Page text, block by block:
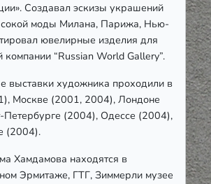
Создавал эскизы украшений
моды Милана, Парижа, Нью-
ювелирные изделия для
компании “Russian World Gallery”.
выставки художника проходили в
Москве (2001, 2004), Лондоне
Петербурге (2004), Одессе (2004),
(2004).
Хамдамова находятся в
Эрмитаже, ГТГ, Зиммерли музее